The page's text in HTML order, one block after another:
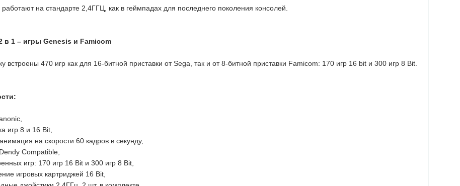
на стандарте 2,4ГГЦ, как в геймпадах для последнего поколения консолей.
в 1 – игры Genesis и Famicom
встроены 470 игр как для 16-битной приставки от Sega, так и от 8-битной приставки Famicom: 170 игр 16 bit и 300 игр 8 Bit.
игр 8 и 16 Bit,
на скорости 60 кадров в секунду,
Compatible,
игр: 170 игр 16 Bit и 300 игр 8 Bit,
игровых картриджей 16 Bit,